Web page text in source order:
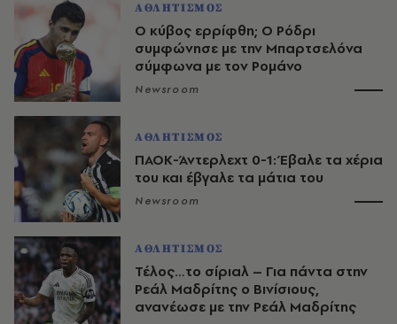
ΑΘΛΗΤΙΣΜΟΣ
O κύβος ερρίφθη; Ο Ρόδρι
συμφώνησε με την Μπαρτσελόνα
σύμφωνα με τον Ρομάνο
Newsroom
ΑΘΛΗΤΙΣΜΟΣ
ΠΑΟΚ-Άντερλεχτ 0-1: Έβαλε τα χέρια
του και έβγαλε τα μάτια του
Newsroom
ΑΘΛΗΤΙΣΜΟΣ
Τέλος…το σίριαλ – Για πάντα στην
Ρεάλ Μαδρίτης ο Βινίσιους,
ανανέωσε με την Ρεάλ Μαδρίτης